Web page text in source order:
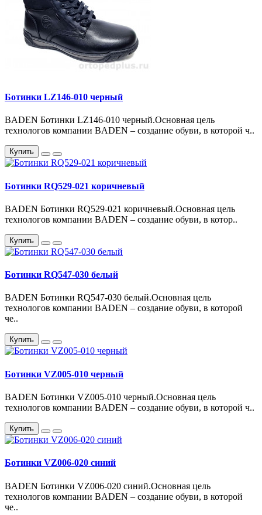
Ботинки LZ146-010 черный
BADEN Ботинки LZ146-010 черный.Основная цель
технологов компании BADEN – создание обуви, в которой ч..
Купить
Ботинки RQ529-021 коричневый
BADEN Ботинки RQ529-021 коричневый.Основная цель
технологов компании BADEN – создание обуви, в котор..
Купить
Ботинки RQ547-030 белый
BADEN Ботинки RQ547-030 белый.Основная цель
технологов компании BADEN – создание обуви, в которой
че..
Купить
Ботинки VZ005-010 черный
BADEN Ботинки VZ005-010 черный.Основная цель
технологов компании BADEN – создание обуви, в которой ч..
Купить
Ботинки VZ006-020 синий
BADEN Ботинки VZ006-020 синий.Основная цель
технологов компании BADEN – создание обуви, в которой
че..